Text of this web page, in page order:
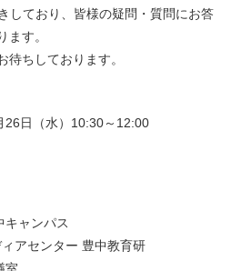
しており、皆様の疑問・質問にお答
ます。
待ちしております。
26日（水）10:30～12:00
キャンパス
アセンター 豊中教育研